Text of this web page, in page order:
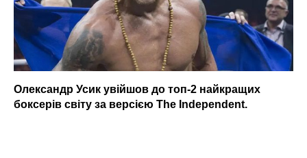
Олександр Усик увійшов до топ-2 найкращих
боксерів світу за версією The Independent.